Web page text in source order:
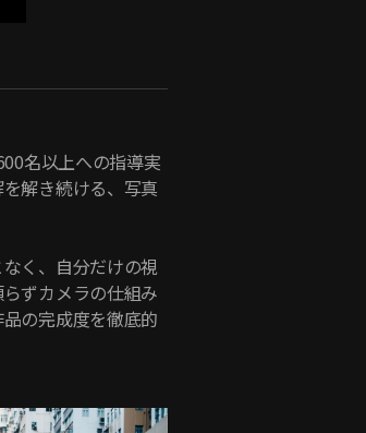
名以上への指導実
解き続ける、写真
く、自分だけの視
ずカメラの仕組み
の完成度を徹底的